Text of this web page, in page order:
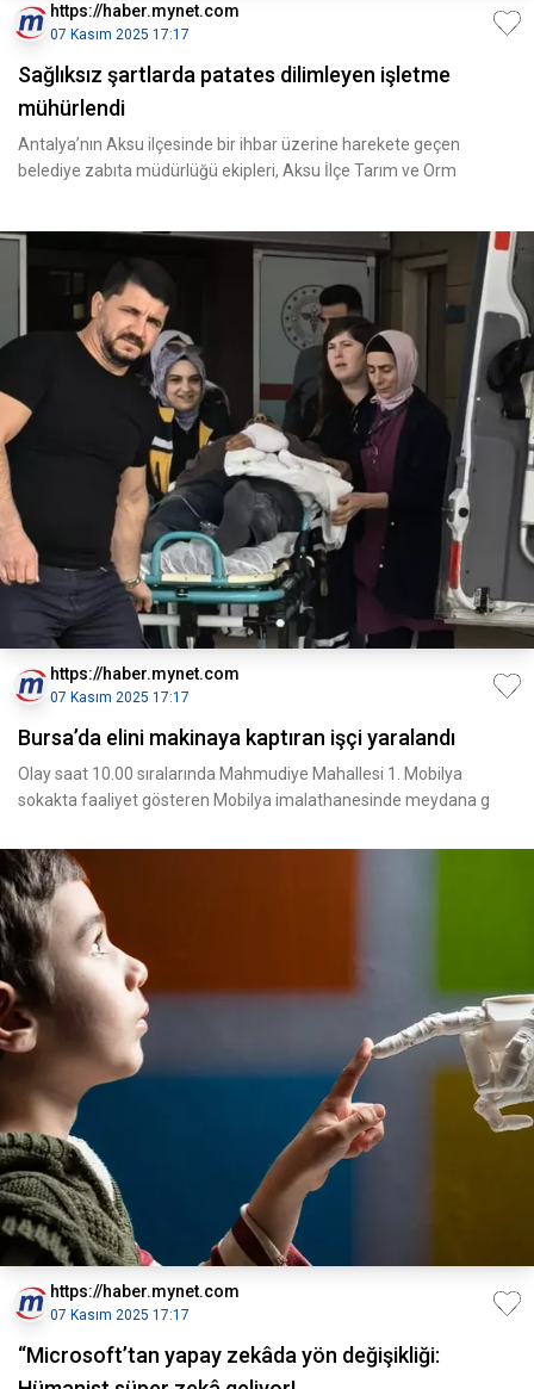
https://haber.mynet.com
07 Kasım 2025 17:17
Sağlıksız şartlarda patates dilimleyen işletme
mühürlendi
Antalya’nın Aksu ilçesinde bir ihbar üzerine harekete geçen
belediye zabıta müdürlüğü ekipleri, Aksu İlçe Tarım ve Orm
https://haber.mynet.com
07 Kasım 2025 17:17
Bursa’da elini makinaya kaptıran işçi yaralandı
Olay saat 10.00 sıralarında Mahmudiye Mahallesi 1. Mobilya
sokakta faaliyet gösteren Mobilya imalathanesinde meydana g
https://haber.mynet.com
07 Kasım 2025 17:17
“Microsoft’tan yapay zekâda yön değişikliği: